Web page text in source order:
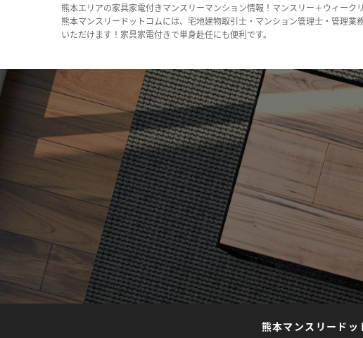
熊本エリアの家具家電付きマンスリーマンション情報！マンスリー＋ウィー
熊本マンスリードットコムには、宅地建物取引士・マンション管理士・管理
いただけます！家具家電付きで単身赴任にも便利です。
熊本マンスリードッ